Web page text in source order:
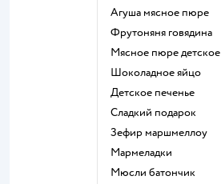
агуша мясное пюре
фрутоняня говядина
мясное пюре детское
шоколадное яйцо
детское печенье
сладкий подарок
зефир маршмеллоу
мармеладки
мюсли батончик